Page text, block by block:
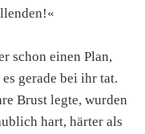
schon einen Plan,
gerade bei ihr tat.
Brust legte, wurden
hart, härter als